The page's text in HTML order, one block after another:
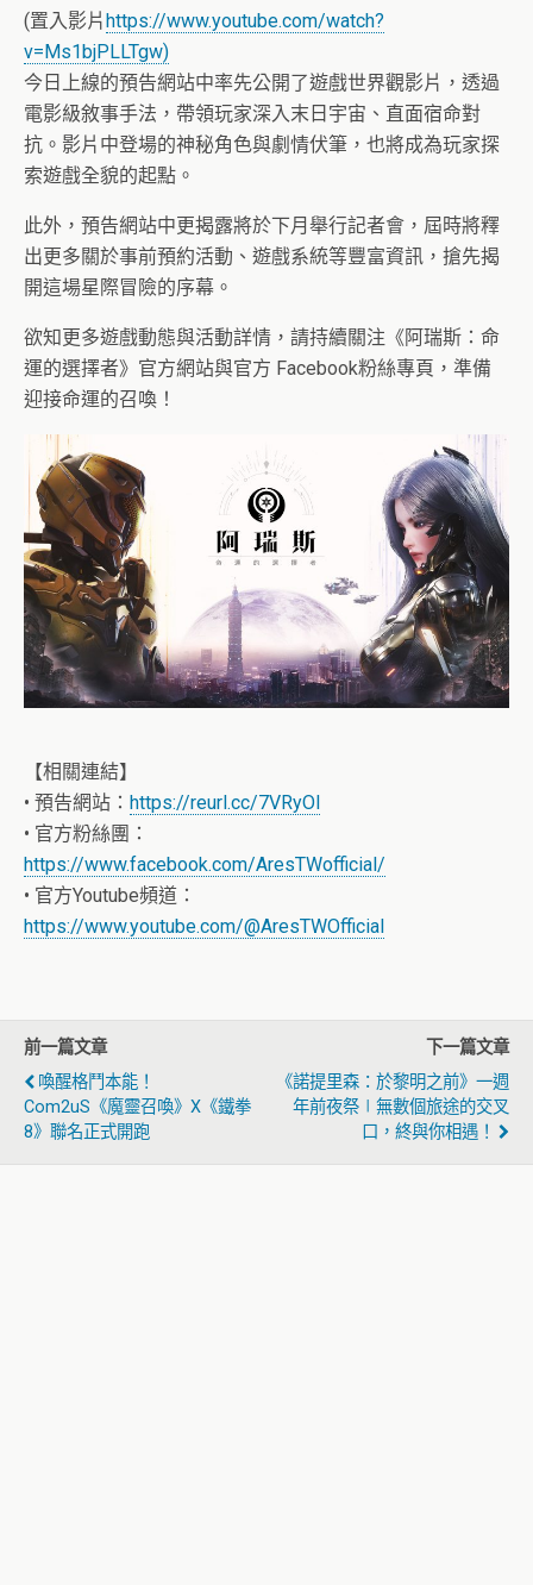
(置入影片 https://www.youtube.com/watch?
v=Ms1bjPLLTgw)
今日上線的預告網站中率先公開了遊戲世界觀影片，透過
電影級敘事手法，帶領玩家深入末日宇宙、直面宿命對
抗。影片中登場的神秘角色與劇情伏筆，也將成為玩家探
索遊戲全貌的起點。
此外，預告網站中更揭露將於下月舉行記者會，屆時將釋
出更多關於事前預約活動、遊戲系統等豐富資訊，搶先揭
開這場星際冒險的序幕。
欲知更多遊戲動態與活動詳情，請持續關注《阿瑞斯：命
運的選擇者》官方網站與官方 Facebook粉絲專頁，準備
迎接命運的召喚！
【相關連結】
• 預告網站： https://reurl.cc/7VRyOl
• 官方粉絲團：
https://www.facebook.com/AresTWofficial/
• 官方Youtube頻道：
https://www.youtube.com/@AresTWOfficial
前一篇文章
喚醒格鬥本能！
Com2uS《魔靈召喚》X《鐵拳
8》聯名正式開跑
下一篇文章
《諾提里森：於黎明之前》一週
年前夜祭∣無數個旅途的交叉
口，終與你相遇！